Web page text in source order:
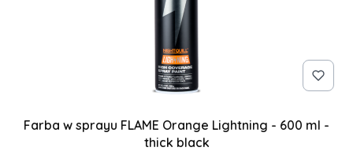
Farba w sprayu FLAME Orange Lightning - 600 ml -
thick black